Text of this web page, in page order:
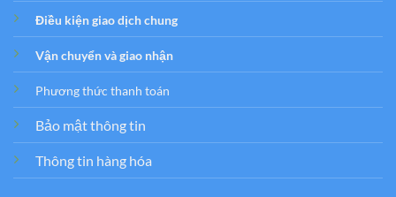
Điều kiện giao dịch chung
Vận chuyển và giao nhận
Phương thức thanh toán
Bảo mật thông tin
Thông tin hàng hóa